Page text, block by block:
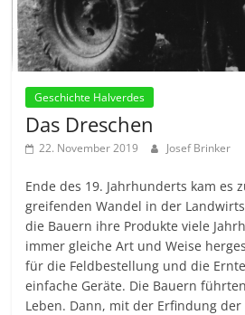
Geschichte Halverdes
Das Dreschen
22. November 2019 Josef Brinker
Ende des 19. Jahrhunderts kam es
greifenden Wandel in der
die Bauern ihre Produkte viele
immer gleiche Art und Weise
für die Feldbestellung und die
einfache Geräte. Die Bauern
Leben. Dann, mit der Erfindung